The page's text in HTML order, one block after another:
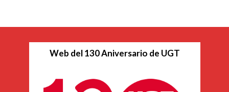
Web del 130 Aniversario de UGT